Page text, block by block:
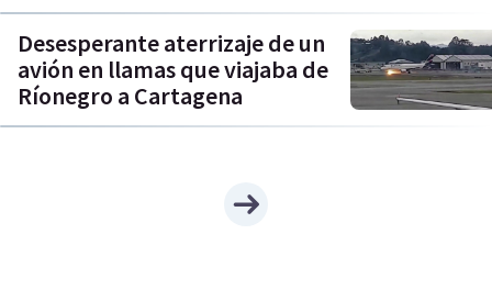
Desesperante aterrizaje de un
avión en llamas que viajaba de
Ríonegro a Cartagena